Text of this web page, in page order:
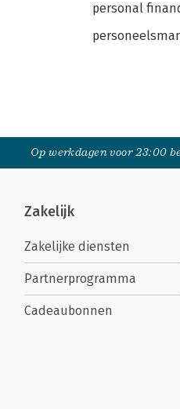
personal
Op werkdagen voor 23:00
Zakelijk
Zakelijke diensten
Partnerprogramma
Cadeaubonnen